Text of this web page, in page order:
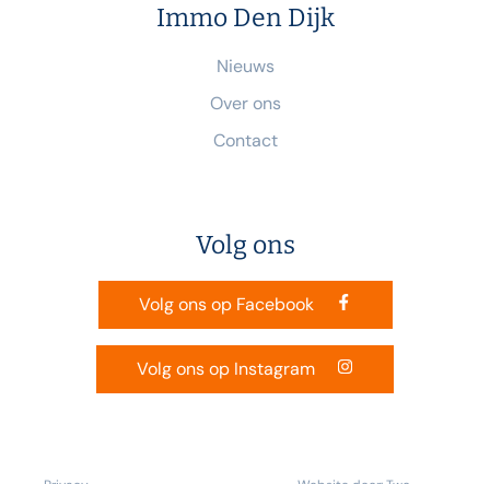
Immo Den Dijk
Nieuws
Over ons
Contact
Volg ons
Volg ons op Facebook
Volg ons op Instagram